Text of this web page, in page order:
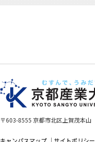
〒603-8555 京都市北区上賀茂本山
キャンパスマップ サイトポリシー